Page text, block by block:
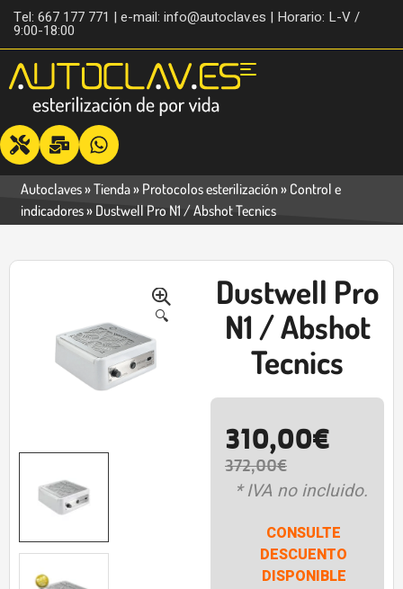
Tel: 667 177 771 | e-mail: info@autoclav.es | Horario: L-V /
9:00-18:00
Autoclaves»Tienda» Protocolos esterilización» Control e
indicadores» Dustwell Pro N1 / Abshot Tecnics
🔍
Dustwell Pro
N1 / Abshot
Tecnics
372,00€
310,00€
* IVA no incluido.
CONSULTE
DESCUENTO
DISPONIBLE